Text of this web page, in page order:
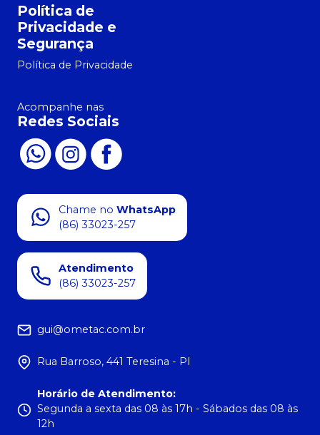
Política de
Privacidade e
Segurança
Política de Privacidade
Acompanhe nas
Redes Sociais
Chame no WhatsApp
(86) 33023-257
Atendimento
(86) 33023-257
gui@ometac.com.br
Rua Barroso, 441 Teresina - PI
Horário de Atendimento:
Segunda a sexta das 08 às 17h - Sábados das 08 às
12h